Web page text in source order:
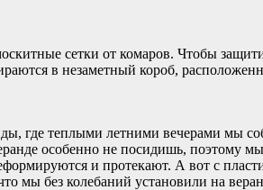
сетки от комаров. Чтобы
в незаметный короб,
где теплыми летними вечерами мы
особенно не посидишь,
и протекают. А вот с
мы без колебаний установили на